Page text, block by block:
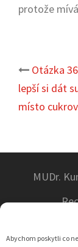
Abychom poskytli co
protože
Post
Otázka
lepší si dát
místo
MUDr.